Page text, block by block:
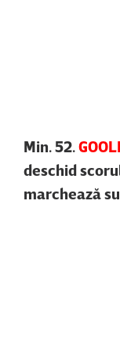
Min. 52.
deschid
marchează